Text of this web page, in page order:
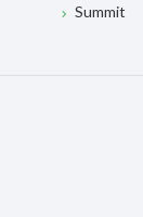
Summit